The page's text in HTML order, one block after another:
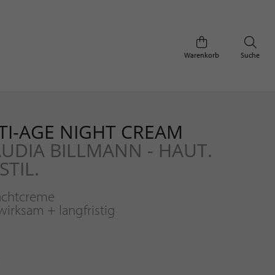
Suche
Warenkorb
AGE NIGHT CREAM
BILLMANN - HAUT.
+ langfristig